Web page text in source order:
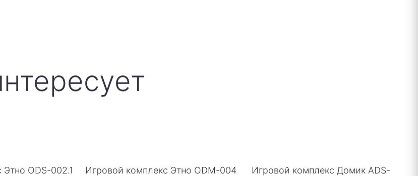
ODS-002.1 Игровой комплекс Этно ODM-004
Игровой комплекс Домик ADS-